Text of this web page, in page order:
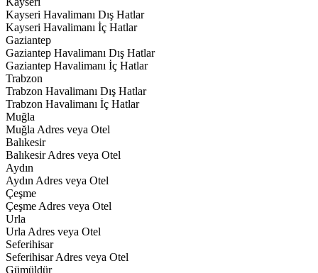
Kayseri Havalimanı Dış Hatlar
Kayseri Havalimanı İç Hatlar
Gaziantep
Gaziantep Havalimanı Dış Hatlar
Gaziantep Havalimanı İç Hatlar
Trabzon
Trabzon Havalimanı Dış Hatlar
Trabzon Havalimanı İç Hatlar
Muğla
Muğla Adres veya Otel
Balıkesir
Balıkesir Adres veya Otel
Aydın
Aydın Adres veya Otel
Çeşme
Çeşme Adres veya Otel
Urla
Urla Adres veya Otel
Seferihisar
Seferihisar Adres veya Otel
Gümüldür